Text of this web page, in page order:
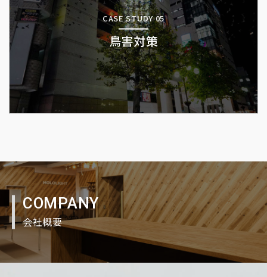
CASE STUDY 05
鳥害対策
COMPANY
会社概要